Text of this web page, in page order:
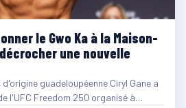
le Gwo Ka à la Maison-
une nouvelle
guadeloupéenne Ciryl Gane a
l'UFC Freedom 250 organisé à…